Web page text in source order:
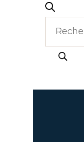
de
produits